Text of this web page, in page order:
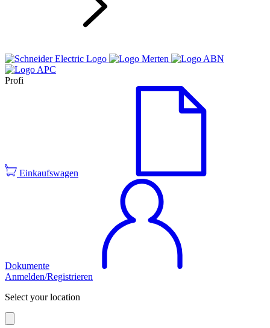
Profi
Einkaufswagen
Dokumente
Anmelden/Registrieren
Select your location